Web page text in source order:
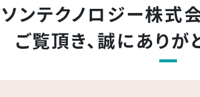
ンテクノロジー株式
ご覧頂き、誠にありが